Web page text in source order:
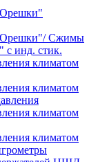
Сжимы
с инд. стик.
климатом
климатом
климатом
климатом